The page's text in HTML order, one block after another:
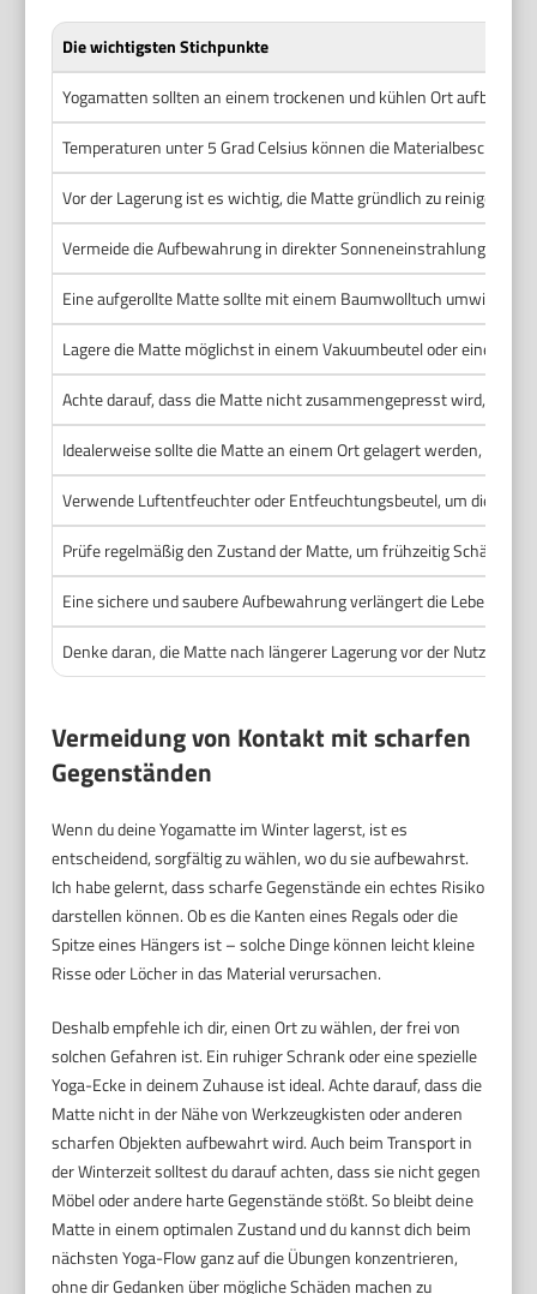
Die wichtigsten Stichpunkte
Yogamatten sollten an einem trockenen und kühlen Ort
Temperaturen unter 5 Grad Celsius können die
Vor der Lagerung ist es wichtig, die Matte gründlich zu reinigen,
Vermeide die Aufbewahrung in direkter Sonneneinstrahlung, da
Eine aufgerollte Matte sollte mit einem Baumwolltuch umwickelt
Lagere die Matte möglichst in einem Vakuumbeutel oder einer
Achte darauf, dass die Matte nicht zusammengepresst wird, um
Idealerweise sollte die Matte an einem Ort gelagert werden, der
Verwende Luftentfeuchter oder Entfeuchtungsbeutel, um die
Prüfe regelmäßig den Zustand der Matte, um frühzeitig Schäden
Eine sichere und saubere Aufbewahrung verlängert die
Denke daran, die Matte nach längerer Lagerung vor der Nutzung
Vermeidung von Kontakt mit scharfen
Gegenständen
Wenn du deine Yogamatte im Winter lagerst, ist es
entscheidend, sorgfältig zu wählen, wo du sie aufbewahrst.
Ich habe gelernt, dass scharfe Gegenstände ein echtes Risiko
darstellen können. Ob es die Kanten eines Regals oder die
Spitze eines Hängers ist – solche Dinge können leicht kleine
Risse oder Löcher in das Material verursachen.
Deshalb empfehle ich dir, einen Ort zu wählen, der frei von
solchen Gefahren ist. Ein ruhiger Schrank oder eine spezielle
Yoga-Ecke in deinem Zuhause ist ideal. Achte darauf, dass die
Matte nicht in der Nähe von Werkzeugkisten oder anderen
scharfen Objekten aufbewahrt wird. Auch beim Transport in
der Winterzeit solltest du darauf achten, dass sie nicht gegen
Möbel oder andere harte Gegenstände stößt. So bleibt deine
Matte in einem optimalen Zustand und du kannst dich beim
nächsten Yoga-Flow ganz auf die Übungen konzentrieren,
ohne dir Gedanken über mögliche Schäden machen zu